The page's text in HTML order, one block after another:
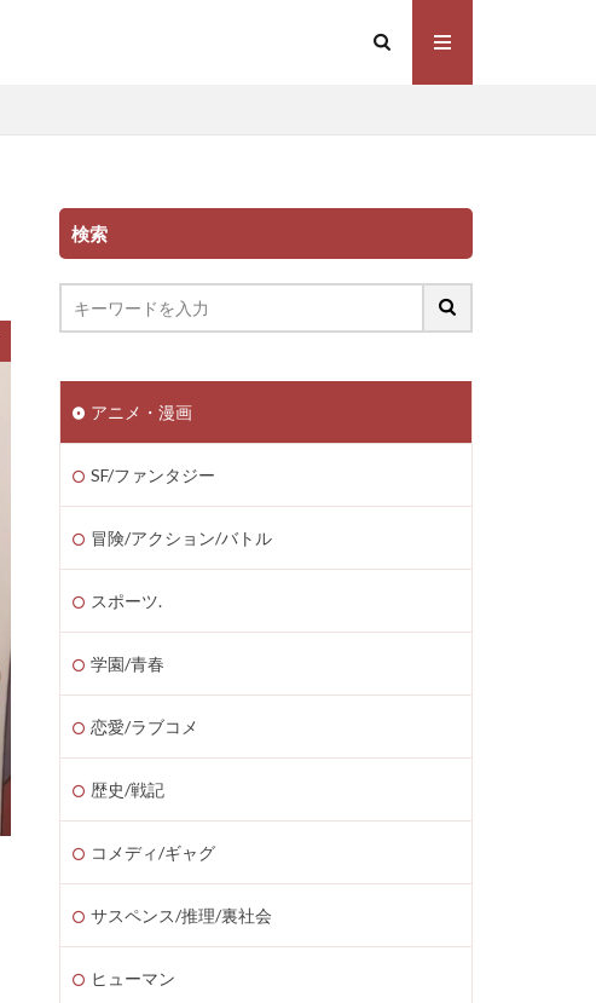
検索
アニメ・漫画
SF/ファンタジー
冒険/アクション/バトル
スポーツ.
学園/青春
恋愛/ラブコメ
歴史/戦記
コメディ/ギャグ
サスペンス/推理/裏社会
ヒューマン